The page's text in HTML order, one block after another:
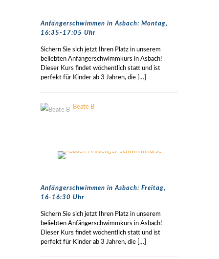
Anfängerschwimmen in Asbach: Montag,
16:35-17:05 Uhr
Sichern Sie sich jetzt Ihren Platz in unserem
beliebten Anfängerschwimmkurs in Asbach!
Dieser Kurs findet wöchentlich statt und ist
perfekt für Kinder ab 3 Jahren, die […]
Beate B
Anfängerschwimmen in Asbach: Freitag,
16-16:30 Uhr
Sichern Sie sich jetzt Ihren Platz in unserem
beliebten Anfängerschwimmkurs in Asbach!
Dieser Kurs findet wöchentlich statt und ist
perfekt für Kinder ab 3 Jahren, die […]